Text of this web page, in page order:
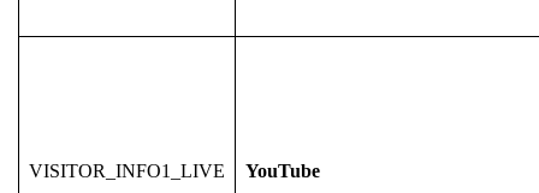
VISITOR_INFO1_LIVE YouTube